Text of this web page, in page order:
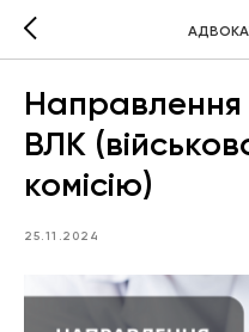
Направлення
ВЛК
комісію)
25.11.2024